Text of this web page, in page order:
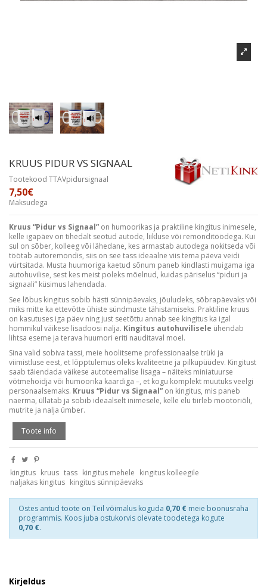
KRUUS PIDUR VS SIGNAAL
Tootekood TTAVpidursignaal
7,50€
Maksudega
Kruus “Pidur vs Signaal” on humoorikas ja praktiline kingitus inimesele,
kelle igapäev on tihedalt seotud autode, liikluse või remonditöödega. Kui
sul on sõber, kolleeg või lähedane, kes armastab autodega nokitseda või
töötab autoremondis, siis on see tass ideaalne viis tema päeva veidi
vürtsitada. Musta huumoriga kaetud sõnum paneb kindlasti muigama iga
autohuvilise, sest kes meist poleks mõelnud, kuidas päriselus “piduri ja
signaali” küsimus lahendada.
See lõbus kingitus sobib hästi sünnipäevaks, jõuludeks, sõbrapäevaks või
miks mitte ka ettevõtte ühiste sündmuste tähistamiseks. Praktiline kruus
on kasutuses iga päev ning just seetõttu annab see kingitus ka igal
hommikul väikese lisadoosi nalja. Kingitus autohuvilisele ühendab
lihtsa eseme ja terava huumori eriti nauditaval moel.
Sina valid sobiva tassi, meie hoolitseme professionaalse trüki ja
viimistluse eest, et lõpptulemus oleks kvaliteetne ja pilkupüüdev. Kingitust
saab täiendada väikese autoteemalise lisaga – näiteks miniatuurse
võtmehoidja või humoorika kaardiga –, et kogu komplekt muutuks veelgi
personaalsemaks. Kruus “Pidur vs Signaal” on kingitus, mis paneb
naerma, üllatab ja sobib ideaalselt inimesele, kelle elu tiirleb mootoriõli,
mutrite ja nalja ümber.
Toote info
kingitus kruus tass kingitus mehele kingitus kolleegile
naljakas kingitus kingitus sünnipäevaks
Ostes antud toote on Teil võimalus koguda 0,70 € meie boonusraha
programmis. Koos juba ostukorvis olevate toodetega kogute
0,70 €.
Kirjeldus